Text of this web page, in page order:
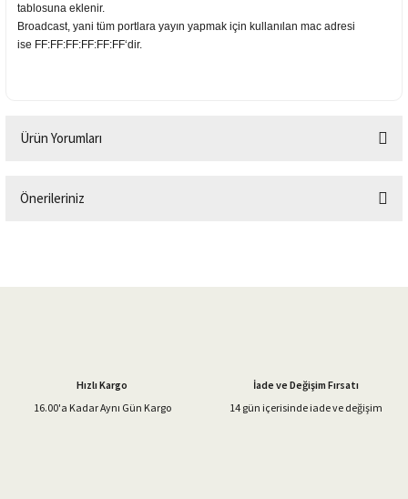
tablosuna eklenir.
Broadcast, yani tüm portlara yayın yapmak için kullanılan mac adresi
ise FF:FF:FF:FF:FF:FF‘dir.
Ürün Yorumları
Önerileriniz
Ürün bilgilerinde hatalar bulunuyor.
Hızlı Kargo
16.00'a Kadar Aynı Gün Kargo
İade ve Değişim Fırsatı
14 gün içerisinde iade ve değişim